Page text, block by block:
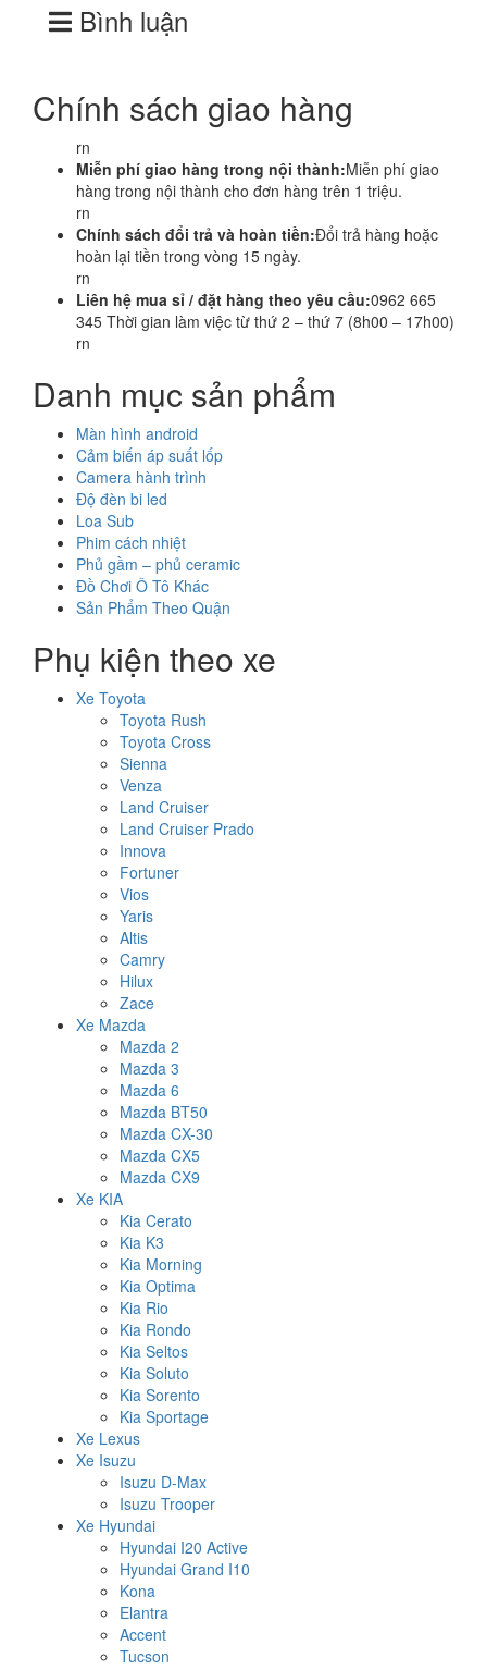
Bình luận
Chính sách giao hàng
rn
Miễn phí giao hàng trong nội thành:Miễn phí giao
hàng trong nội thành cho đơn hàng trên 1 triệu.
rn
Chính sách đổi trả và hoàn tiền:Đổi trả hàng hoặc
hoàn lại tiền trong vòng 15 ngày.
rn
Liên hệ mua sỉ / đặt hàng theo yêu cầu:0962 665
345 Thời gian làm việc từ thứ 2 – thứ 7 (8h00 – 17h00)
rn
Danh mục sản phẩm
Màn hình android
Cảm biến áp suất lốp
Camera hành trình
Độ đèn bi led
Loa Sub
Phim cách nhiệt
Phủ gầm – phủ ceramic
Đồ Chơi Ô Tô Khác
Sản Phẩm Theo Quận
Phụ kiện theo xe
Xe Toyota
Toyota Rush
Toyota Cross
Sienna
Venza
Land Cruiser
Land Cruiser Prado
Innova
Fortuner
Vios
Yaris
Altis
Camry
Hilux
Zace
Xe Mazda
Mazda 2
Mazda 3
Mazda 6
Mazda BT50
Mazda CX-30
Mazda CX5
Mazda CX9
Xe KIA
Kia Cerato
Kia K3
Kia Morning
Kia Optima
Kia Rio
Kia Rondo
Kia Seltos
Kia Soluto
Kia Sorento
Kia Sportage
Xe Lexus
Xe Isuzu
Isuzu D-Max
Isuzu Trooper
Xe Hyundai
Hyundai I20 Active
Hyundai Grand I10
Kona
Elantra
Accent
Tucson